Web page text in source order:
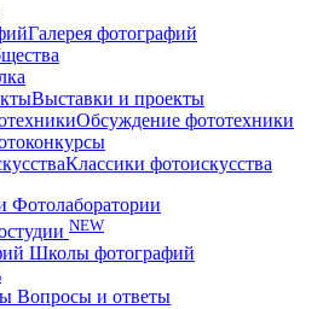
Галерея фотографий
Выставки и проекты
Обсуждение фототехники
Классики фотоискусства
Фотолаборатории
NEW
Школы фотографий
Вопросы и ответы